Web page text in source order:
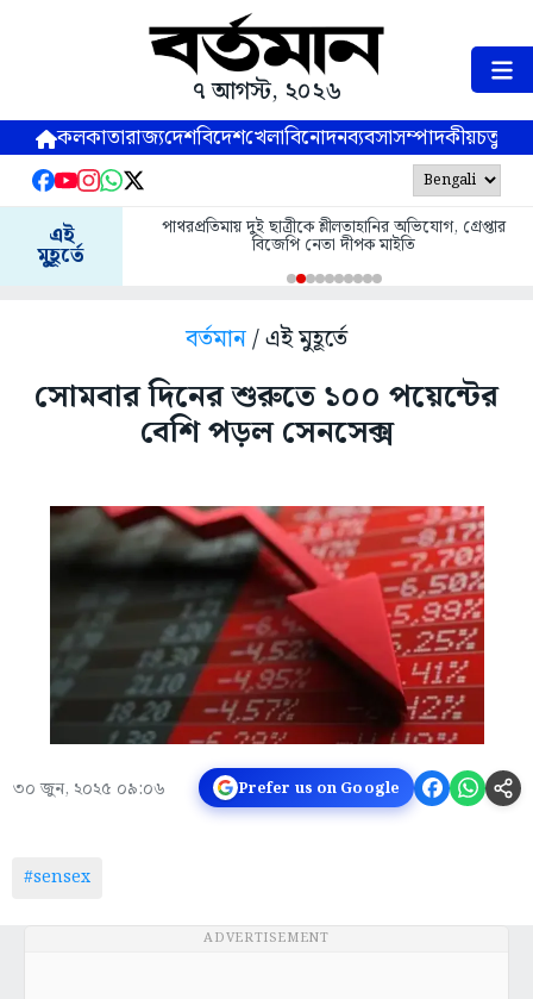
৭ আগস্ট, ২০২৬
কলকাতারাজ্যদেশবিদেশখেলাবিনোদনব্যবসাসম্পাদকীয়
এই
মুহূর্তে
পাথরপ্রতিমায় দুই ছাত্রীকে শ্লীলতাহানির অভিযোগ, গ্রেপ্তার
বিজেপি নেতা দীপক মাইতি
বর্তমান/ এই মুহূর্তে
সোমবার দিনের শুরুতে ১০০ পয়েন্টের
বেশি পড়ল সেনসেক্স
৩০ জুন, ২০২৫ ০৯:০৬ Prefer us on Google
#sensex
ADVERTISEMENT